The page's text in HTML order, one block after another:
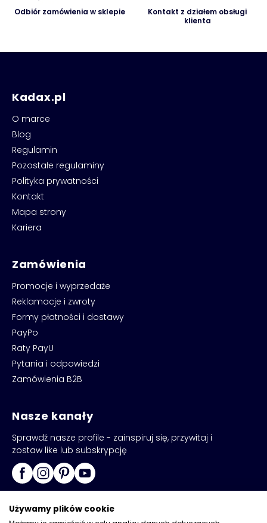
Odbiór zamówienia w sklepie
Kontakt z działem obsługi
klienta
Kadax.pl
O marce
Blog
Regulamin
Pozostałe regulaminy
Polityka prywatności
Kontakt
Mapa strony
Kariera
Zamówienia
Promocje i wyprzedaże
Reklamacje i zwroty
Formy płatności i dostawy
PayPo
Raty PayU
Pytania i odpowiedzi
Zamówienia B2B
Nasze kanały
Sprawdź nasze profile - zainspiruj się, przywitaj i
zostaw like lub subskrypcję
Używamy plików cookie